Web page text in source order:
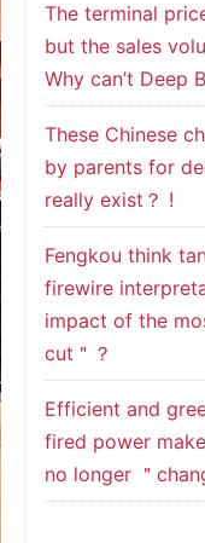
The terminal
but the sales
Why can’t Deep
These Chinese
by parents for
really exist？ !
Fengkou think
firewire
impact of the
cut＂？
Efficient and
fired power
no longer ＂